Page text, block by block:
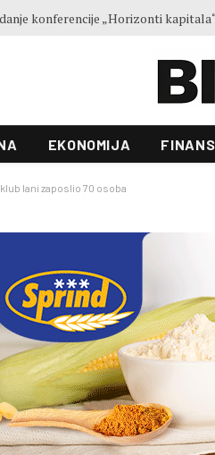
EKONOMIJA
lani zaposlio 70 osoba